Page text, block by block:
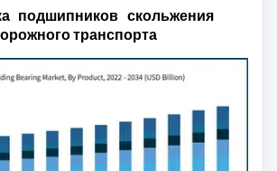
подшипников скольжения
транспорта